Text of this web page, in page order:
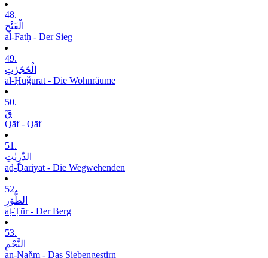
48.
الْفَتْحِ
al-Fatḥ - Der Sieg
49.
الْحُجُرٰتِ
al-Ḥuǧurāt - Die Wohnräume
50.
قٓ
Qāf - Qāf
51.
الذّٰرِیٰتِ
aḏ-Ḏāriyāt - Die Wegwehenden
52.
الطُّوْرِ
aṭ-Ṭūr - Der Berg
53.
النَّجْمِ
an-Naǧm - Das Siebengestirn